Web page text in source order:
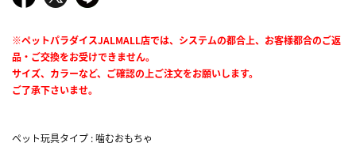
※ペットパラダイスJALMALL店では、システムの都合上、お客様都合のご返
品・ご交換をお受けできません。
サイズ、カラーなど、ご確認の上ご注文をお願いします。
ご了承下さいませ。
ペット玩具タイプ : 噛むおもちゃ